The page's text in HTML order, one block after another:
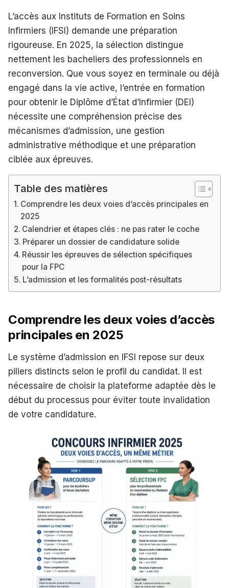
L’accès aux Instituts de Formation en Soins
Infirmiers (IFSI) demande une préparation
rigoureuse. En 2025, la sélection distingue
nettement les bacheliers des professionnels en
reconversion. Que vous soyez en terminale ou déjà
engagé dans la vie active, l’entrée en formation
pour obtenir le Diplôme d’État d’Infirmier (DEI)
nécessite une compréhension précise des
mécanismes d’admission, une gestion
administrative méthodique et une préparation
ciblée aux épreuves.
Table des matières
Comprendre les deux voies d’accès principales en
2025
Calendrier et étapes clés : ne pas rater le coche
Préparer un dossier de candidature solide
Réussir les épreuves de sélection spécifiques
pour la FPC
L’admission et les formalités post-résultats
Comprendre les deux voies d’accès
principales en 2025
Le système d’admission en IFSI repose sur deux
piliers distincts selon le profil du candidat. Il est
nécessaire de choisir la plateforme adaptée dès le
début du processus pour éviter toute invalidation
de votre candidature.